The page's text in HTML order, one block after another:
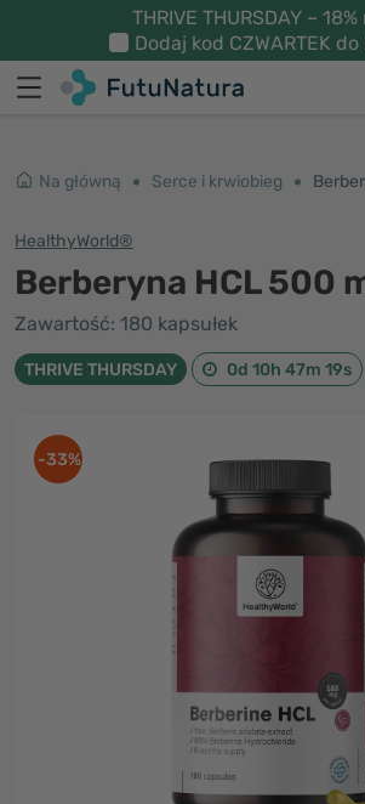
THRIVE THURSDAY –
Dodaj kod CZWARTEK do
Na główną Serce i krwiobieg
HealthyWorld®
Berberyna HCL 500
Zawartość: 180 kapsułek
THRIVE THURSDAY 0d 10h 47m 18s
-33%